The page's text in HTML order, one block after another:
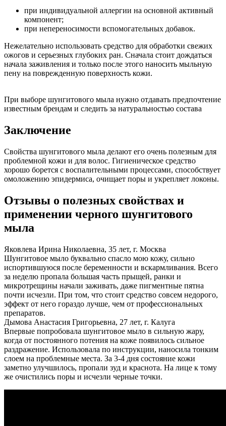
при индивидуальной аллергии на основной активный
компонент;
при непереносимости вспомогательных добавок.
Нежелательно использовать средство для обработки свежих
ожогов и серьезных глубоких ран. Сначала стоит дождаться
начала заживления и только после этого наносить мыльную
пену на поврежденную поверхность кожи.
При выборе шунгитового мыла нужно отдавать предпочтение
известным брендам и следить за натуральностью состава
Заключение
Свойства шунгитового мыла делают его очень полезным для
проблемной кожи и для волос. Гигиеническое средство
хорошо борется с воспалительными процессами, способствует
омоложению эпидермиса, очищает поры и укрепляет локоны.
Отзывы о полезных свойствах и
применении черного шунгитового
мыла
Яковлева Ирина Николаевна, 35 лет, г. Москва
Шунгитовое мыло буквально спасло мою кожу, сильно
испортившуюся после беременности и вскармливания. Всего
за неделю пропала большая часть прыщей, ранки и
микротрещины начали заживать, даже пигментные пятна
почти исчезли. При том, что стоит средство совсем недорого,
эффект от него гораздо лучше, чем от профессиональных
препаратов.
Дымова Анастасия Григорьевна, 27 лет, г. Калуга
Впервые попробовала шунгитовое мыло в сильную жару,
когда от постоянного потения на коже появилось сильное
раздражение. Использовала по инструкции, наносила тонким
слоем на проблемные места. За 3-4 дня состояние кожи
заметно улучшилось, пропали зуд и краснота. На лице к тому
же очистились поры и исчезли черные точки.